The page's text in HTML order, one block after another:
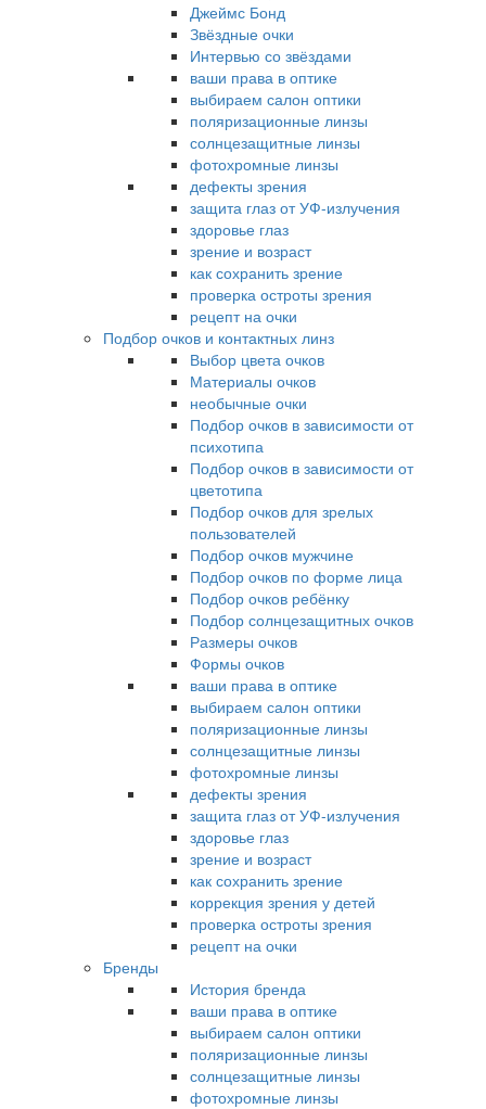
Джеймс Бонд
Звёздные очки
Интервью со звёздами
ваши права в оптике
выбираем салон оптики
поляризационные линзы
солнцезащитные линзы
фотохромные линзы
дефекты зрения
защита глаз от УФ-излучения
здоровье глаз
зрение и возраст
как сохранить зрение
проверка остроты зрения
рецепт на очки
Подбор очков и контактных линз
Выбор цвета очков
Материалы очков
необычные очки
Подбор очков в зависимости от
психотипа
Подбор очков в зависимости от
цветотипа
Подбор очков для зрелых
пользователей
Подбор очков мужчине
Подбор очков по форме лица
Подбор очков ребёнку
Подбор солнцезащитных очков
Размеры очков
Формы очков
ваши права в оптике
выбираем салон оптики
поляризационные линзы
солнцезащитные линзы
фотохромные линзы
дефекты зрения
защита глаз от УФ-излучения
здоровье глаз
зрение и возраст
как сохранить зрение
коррекция зрения у детей
проверка остроты зрения
рецепт на очки
Бренды
История бренда
ваши права в оптике
выбираем салон оптики
поляризационные линзы
солнцезащитные линзы
фотохромные линзы